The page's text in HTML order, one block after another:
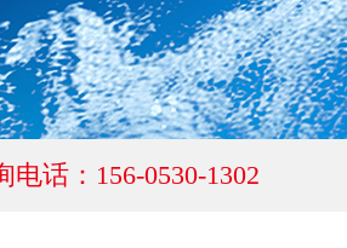
电话：156-0530-1302